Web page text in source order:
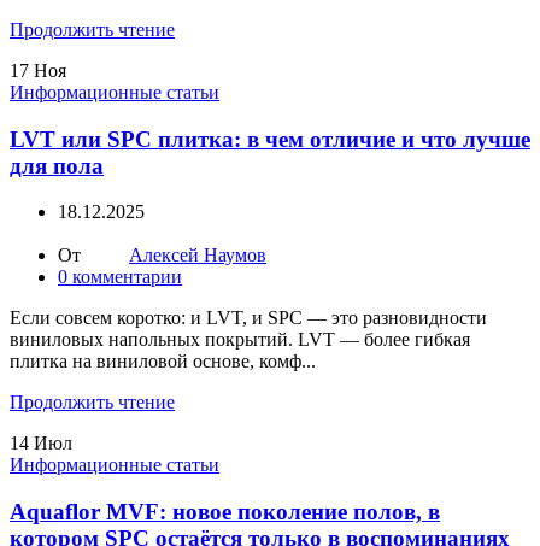
Продолжить чтение
17 Ноя
Информационные статьи
LVT или SPC плитка: в чем отличие и что лучше
для пола
18.12.2025
От
Алексей Наумов
0 комментарии
Если совсем коротко: и LVT, и SPC — это разновидности
виниловых напольных покрытий. LVT — более гибкая
плитка на виниловой основе, комф...
Продолжить чтение
14 Июл
Информационные статьи
Aquaflor MVF: новое поколение полов, в
котором SPC остаётся только в воспоминаниях